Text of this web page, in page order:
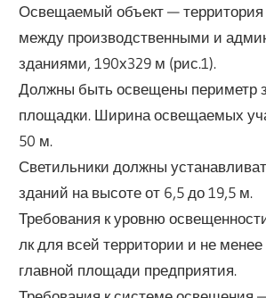
Освещаемый объект — территория
между производственными и
зданиями, 190х329 м (рис.1).
Должны быть освещены периметр
площадки. Ширина освещаемых
50 м.
Светильники должны
зданий на высоте от 6,5 до 19,5 м.
Требования к уровню
лк для всей территории и не
главной площади предприятия.